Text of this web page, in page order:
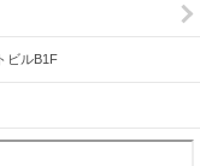
ビルB1F